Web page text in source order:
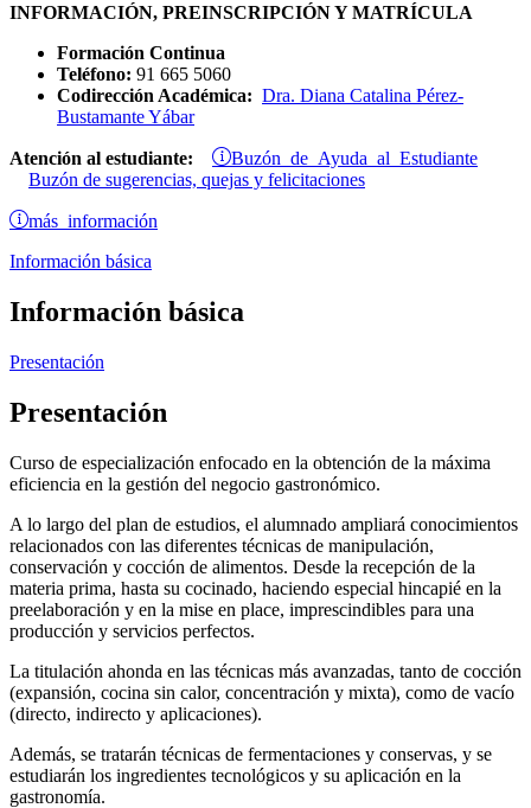
INFORMACIÓN, PREINSCRIPCIÓN Y MATRÍCULA
Formación Continua
Teléfono: 91 665 5060
Codirección Académica: Dra. Diana Catalina Pérez-
Bustamante Yábar
Atención al estudiante: Buzón de Ayuda al Estudiante
Buzón de sugerencias, quejas y felicitaciones
más información
Información básica
Información básica
Presentación
Presentación
Curso de especialización enfocado en la obtención de la máxima
eficiencia en la gestión del negocio gastronómico.
A lo largo del plan de estudios, el alumnado ampliará conocimientos
relacionados con las diferentes técnicas de manipulación,
conservación y cocción de alimentos. Desde la recepción de la
materia prima, hasta su cocinado, haciendo especial hincapié en la
preelaboración y en la mise en place, imprescindibles para una
producción y servicios perfectos.
La titulación ahonda en las técnicas más avanzadas, tanto de cocción
(expansión, cocina sin calor, concentración y mixta), como de vacío
(directo, indirecto y aplicaciones).
Además, se tratarán técnicas de fermentaciones y conservas, y se
estudiarán los ingredientes tecnológicos y su aplicación en la
gastronomía.